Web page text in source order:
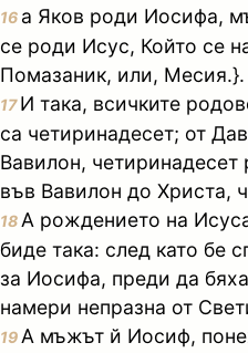
16 а Яков роди Иосифа,
се роди Исус, Който се
Помазаник, или, Месия.}.
17И така, всичките
са четиринадесет; от
Вавилон, четиринадесет
във Вавилон до Христа,
18 А рождението на
биде така: след като бе
за Иосифа, преди да
намери непразна от
19 А мъжът й Иосиф,